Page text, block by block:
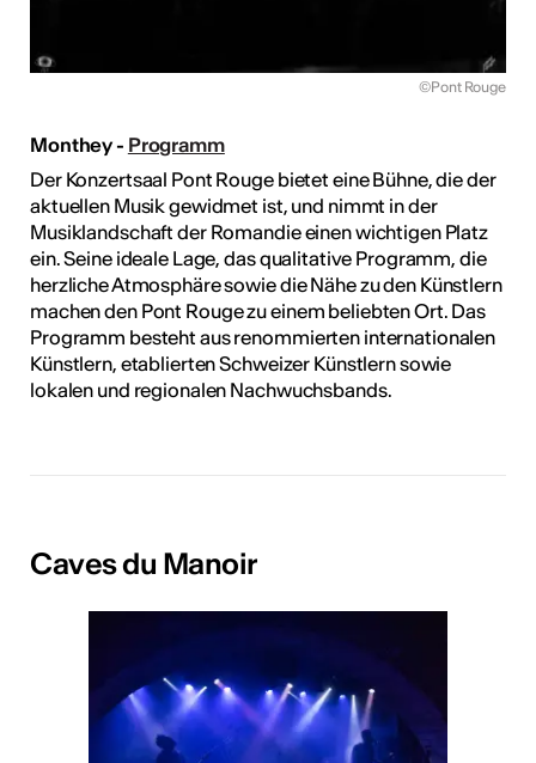
©Pont Rouge
Monthey - Programm
Der Konzertsaal Pont Rouge bietet eine Bühne, die der
aktuellen Musik gewidmet ist, und nimmt in der
Musiklandschaft der Romandie einen wichtigen Platz
ein. Seine ideale Lage, das qualitative Programm, die
herzliche Atmosphäre sowie die Nähe zu den Künstlern
machen den Pont Rouge zu einem beliebten Ort. Das
Programm besteht aus renommierten internationalen
Künstlern, etablierten Schweizer Künstlern sowie
lokalen und regionalen Nachwuchsbands.
Caves du Manoir